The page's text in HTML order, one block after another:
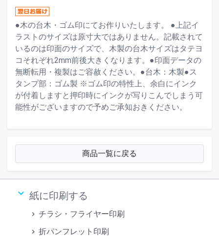
●木の台木・ゴム印にてお作りいたします。 ●上記イ
ラストのサイズは原寸大ではありません。記載されて
いるのは印面のサイズで、木製の台木サイズはタテヨ
コそれぞれ2mm前後大きくなります。●印面データの
無断転用・複製はご容赦ください。●台木：木製●ス
タンプ部：ゴム製 ※ゴム印の特性上、余白にインク
が付着しますと押印時にインクが写りこんでしまう可
能性がございますので予めご承知おきください。
商品一覧に戻る
keyboard_arrow_down 紙に印刷する
チラシ・フライヤー印刷
折パンフレット印刷